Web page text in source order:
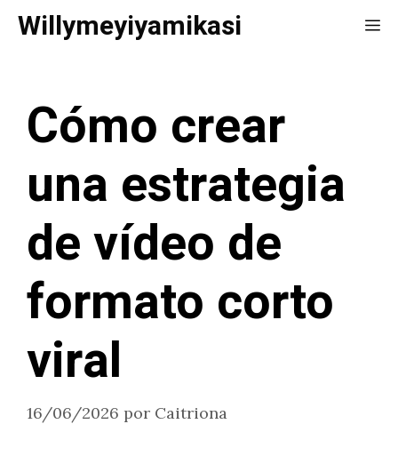
Saltar
Willymeyiyamikasi
Cómo crear
una estrategia
de vídeo de
formato corto
viral
16/06/2026 por Caitriona